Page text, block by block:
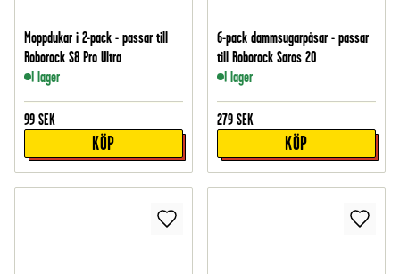
Moppdukar i 2-pack - passar till
Roborock S8 Pro Ultra
I lager
99 SEK
KÖP
6-pack dammsugarpåsar - passar
till Roborock Saros 20
I lager
279 SEK
KÖP